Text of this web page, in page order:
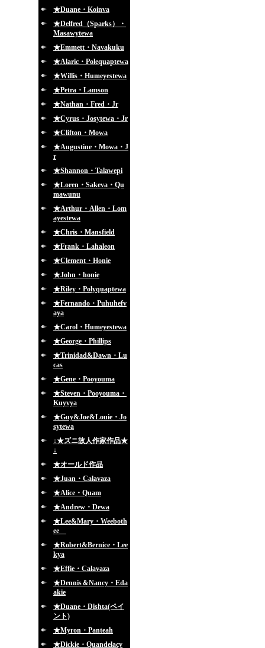
★Duane・Koinva
★Delfred（Sparks）・
Masawytewa
★Emmett・Navakuku
★Alaric・Polequaptewa
★Willis・Humeyestewa
★Petra・Lamson
★Nathan・Fred・Jr
★Cyrus・Josytewa・Jr
★Clifton・Mowa
★Augustine・Mowa・J
r
★Shannon・Talawepi
★Loren・Sakeva・Qu
mawunu
★Arthur・Allen・Lom
ayestewa
★Chris・Mansfield
★Frank・Lahaleon
★Clement・Honie
★John・honie
★Riley・Polyquaptewa
★Fernando・Puhuhefv
aya
★Carol・Humeyestewa
★George・Phillips
★Trinidad&Dawn・Lu
cas
★Gene・Pooyouma
★Steven・Pooyouma・
Kuyvya
★Guy&Joe&Louie・Jo
sytewa
↓★ズニ故人作家作品★
↓
★オールド作品
★Juan・Calavaza
★Alice・Quam
★Andrew・Dewa
★Lee&Mary・Weeboth
ee
★Robert&Bernice・Lee
kya
★Effie・Calavaza
★Dennis＆Nancy・Eda
akie
★Duane・Dishta(ペイ
ント)
★Myron・Panteah
★Dickie・Quandelacy